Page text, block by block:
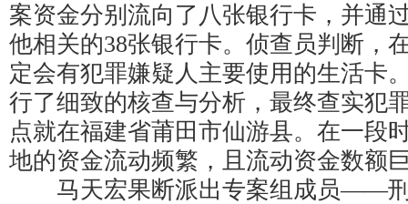
案资金分别流向了八张银行卡，并通
他相关的38张银行卡。侦查员判断，
定会有犯罪嫌疑人主要使用的生活卡
行了细致的核查与分析，最终查实犯
点就在福建省莆田市仙游县。在一段
地的资金流动频繁，且流动资金数额
马天宏果断派出专案组成员——刑